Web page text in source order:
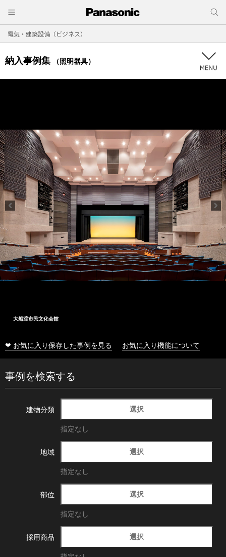
電気・建築設備（ビジネス）
納入事例集 （照明器具）
大船渡市民文化会館
❤ お気に入り保存した事例を見る お気に入り機能について
事例を検索する
建物分類 選択
指定なし
地域 選択
指定なし
部位 選択
指定なし
採用商品 選択